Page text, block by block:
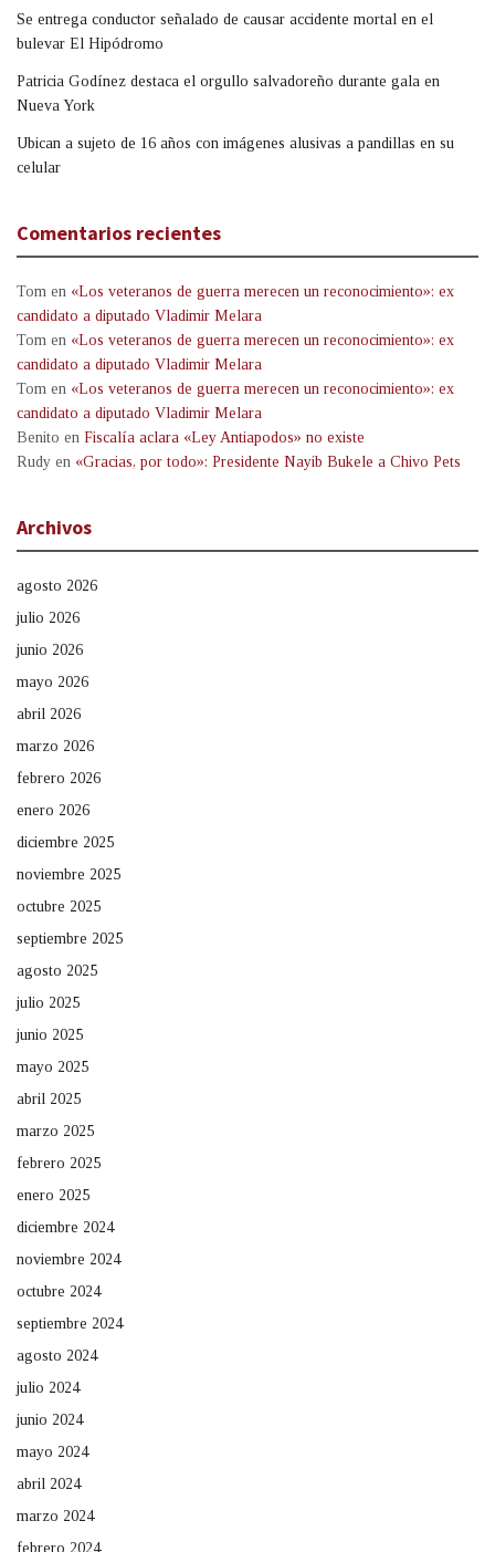
Se entrega conductor señalado de causar accidente mortal en el
bulevar El Hipódromo
Patricia Godínez destaca el orgullo salvadoreño durante gala en
Nueva York
Ubican a sujeto de 16 años con imágenes alusivas a pandillas en su
celular
Comentarios recientes
Tom en «Los veteranos de guerra merecen un reconocimiento»: ex
candidato a diputado Vladimir Melara
Tom en «Los veteranos de guerra merecen un reconocimiento»: ex
candidato a diputado Vladimir Melara
Tom en «Los veteranos de guerra merecen un reconocimiento»: ex
candidato a diputado Vladimir Melara
Benito en Fiscalía aclara «Ley Antiapodos» no existe
Rudy en «Gracias, por todo»: Presidente Nayib Bukele a Chivo Pets
Archivos
agosto 2026
julio 2026
junio 2026
mayo 2026
abril 2026
marzo 2026
febrero 2026
enero 2026
diciembre 2025
noviembre 2025
octubre 2025
septiembre 2025
agosto 2025
julio 2025
junio 2025
mayo 2025
abril 2025
marzo 2025
febrero 2025
enero 2025
diciembre 2024
noviembre 2024
octubre 2024
septiembre 2024
agosto 2024
julio 2024
junio 2024
mayo 2024
abril 2024
marzo 2024
febrero 2024